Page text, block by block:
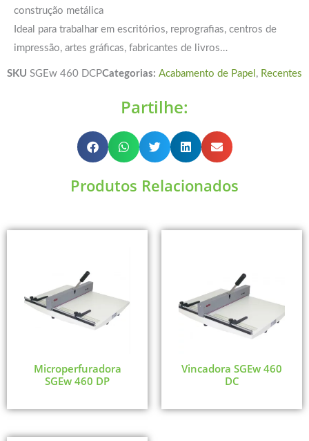
construção metálica
Ideal para trabalhar em escritórios, reprografias, centros de
impressão, artes gráficas, fabricantes de livros…
SKU SGEw 460 DCPCategorias: Acabamento de Papel , Recentes
Partilhe:
Produtos Relacionados
Microperfuradora
SGEw 460 DP
Vincadora SGEw 460
DC